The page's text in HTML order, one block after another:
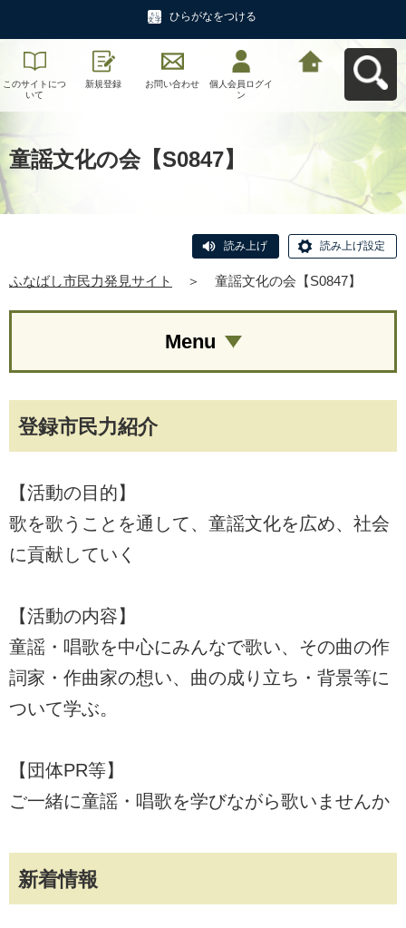
ひらがなをつける
このサイトにつ
いて
新規登録 お問い合わせ
個人会員ログイ
ン
童謡文化の会【S0847】
読み上げ 読み上げ設定
ふなばし市民力発見サイト ＞ 童謡文化の会【S0847】
登録市民力紹介
【活動の目的】
歌を歌うことを通して、童謡文化を広め、社会
に貢献していく
【活動の内容】
童謡・唱歌を中心にみんなで歌い、その曲の作
詞家・作曲家の想い、曲の成り立ち・背景等に
ついて学ぶ。
【団体PR等】
ご一緒に童謡・唱歌を学びながら歌いませんか
新着情報
Menu